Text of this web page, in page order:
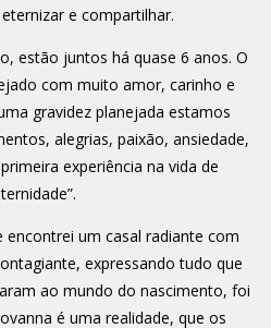
e compartilhar.
estão juntos há quase 6 anos. O
com muito amor, carinho e
gravidez planejada estamos
alegrias, paixão, ansiedade,
experiência na vida de
encontrei um casal radiante com
expressando tudo que
ao mundo do nascimento, foi
é uma realidade, que os